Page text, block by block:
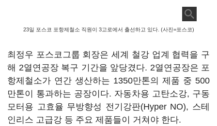
23일 포스코 포항제철소 직원이 3고로에서 출선하고 있다. (사진=포스코)
최정우 포스코그룹 회장은 세계 철강 업계 협력을 구
해 2열연공장 복구 기간을 앞당겼다. 2열연공장은 포
항제철소가 연간 생산하는 1350만톤의 제품 중 500
만톤이 통과하는 공장이다. 자동차용 고탄소강, 구동
모터용 고효율 무방향성 전기강판(Hyper NO), 스테
인리스 고급강 등 주요 제품들이 거쳐야 한다.